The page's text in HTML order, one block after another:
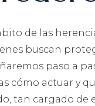
de las
buscan
paso a
cómo actuar y
tan cargado de